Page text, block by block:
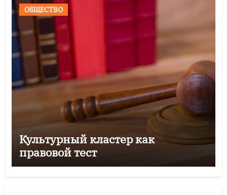
ОБЩЕСТВО
Культурный кластер как
правовой тест